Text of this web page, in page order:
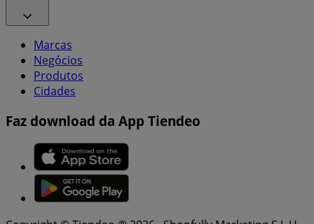
Marcas
Negócios
Produtos
Cidades
Faz download da App Tiendeo